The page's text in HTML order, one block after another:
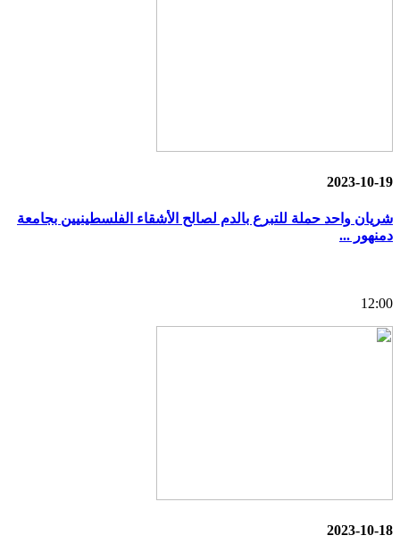
2023-10-19
شريان واحد حملة للتبرع بالدم لصالح الأشقاء الفلسطينيين بجامعة
دمنهور ...
12:00
2023-10-18